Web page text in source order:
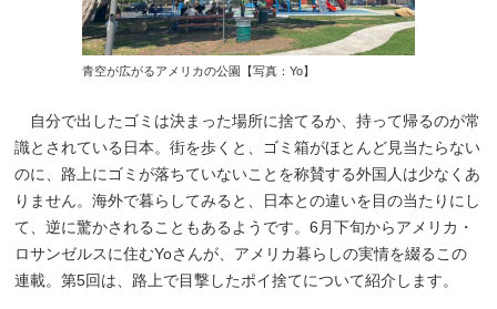
青空が広がるアメリカの公園【写真：Yo】
自分で出したゴミは決まった場所に捨てるか、持って帰るのが常
識とされている日本。街を歩くと、ゴミ箱がほとんど見当たらない
のに、路上にゴミが落ちていないことを称賛する外国人は少なくあ
りません。海外で暮らしてみると、日本との違いを目の当たりにし
て、逆に驚かされることもあるようです。6月下旬からアメリカ・
ロサンゼルスに住むYoさんが、アメリカ暮らしの実情を綴るこの
連載。第5回は、路上で目撃したポイ捨てについて紹介します。